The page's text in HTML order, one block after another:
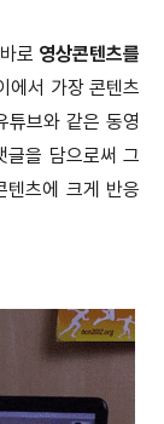
로 영상콘텐츠를
에서 가장 콘텐츠
튜브와 같은 동영
글을 담으로써 그
텐츠에 크게 반응